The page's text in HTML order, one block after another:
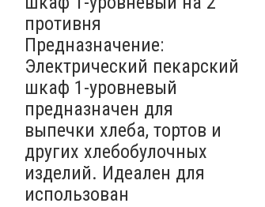
противня
Предназначение:
Электрический пекарский
шкаф 1-уровневый
предназначен для
выпечки хлеба, тортов и
других хлебобулочных
изделий. Идеален для
использован